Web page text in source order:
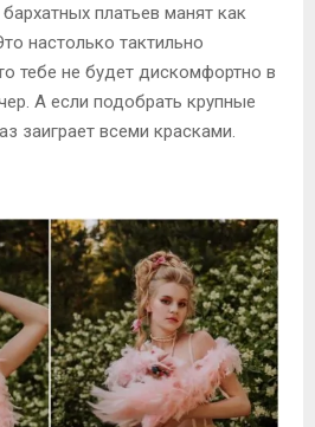
платьев манят как
настолько тактильно
тебе не будет дискомфортно в
А если подобрать крупные
заиграет всеми красками.